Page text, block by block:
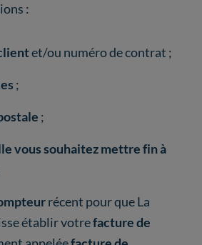
:
et/ou numéro de contrat ;
;
;
vous souhaitez mettre fin à
récent pour que La
établir votrefacture de